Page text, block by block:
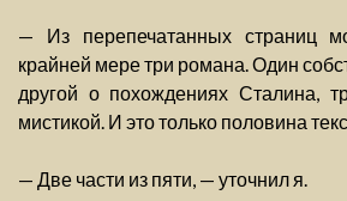
— Из перепечатанных страниц
крайней мере три романа. Один
другой о похождениях Сталина,
мистикой. И это только половина
— Две части из пяти, — уточнил я.